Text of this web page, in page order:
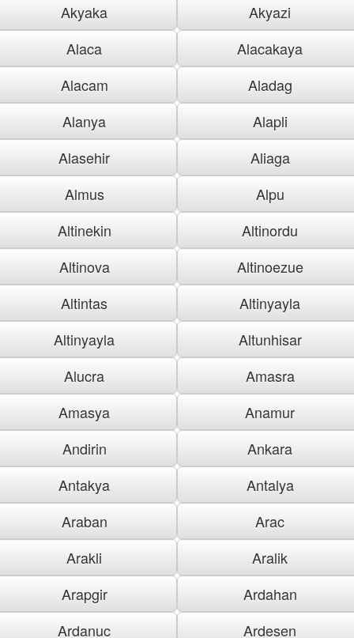
Akyaka
Akyazi
Alaca
Alacakaya
Alacam
Aladag
Alanya
Alapli
Alasehir
Aliaga
Almus
Alpu
Altinekin
Altinordu
Altinova
Altinoezue
Altintas
Altinyayla
Altinyayla
Altunhisar
Alucra
Amasra
Amasya
Anamur
Andirin
Ankara
Antakya
Antalya
Araban
Arac
Arakli
Aralik
Arapgir
Ardahan
Ardanuc
Ardesen